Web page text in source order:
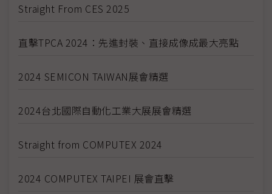
Straight From CES 2025
直擊TPCA 2024：先進封裝、直接成像成最大亮點
2024 SEMICON TAIWAN展會精選
2024台北國際自動化工業大展展會精選
Straight from COMPUTEX 2024
2024 COMPUTEX TAIPEI 展會直擊